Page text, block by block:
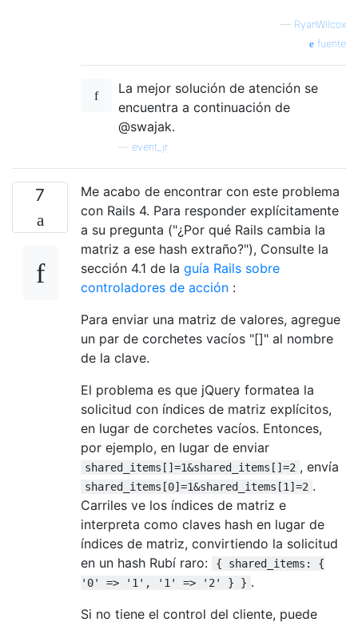
— RyanWilcox
fuente
La mejor solución de atención se
encuentra a continuación de
@swajak.
event_jr
7
Me acabo de encontrar con este problema
con Rails 4. Para responder explícitamente
a su pregunta ("¿Por qué Rails cambia la
matriz a ese hash extraño?"), Consulte la
sección 4.1 de la guía Rails sobre
controladores de acción :
Para enviar una matriz de valores, agregue
un par de corchetes vacíos "[]" al nombre
de la clave.
El problema es que jQuery formatea la
solicitud con índices de matriz explícitos,
en lugar de corchetes vacíos. Entonces,
por ejemplo, en lugar de enviar
shared_items[]=1&shared_items[]=2 , envía
shared_items[0]=1&shared_items[1]=2 .
Carriles ve los índices de matriz e
interpreta como claves hash en lugar de
índices de matriz, convirtiendo la solicitud
en un hash Rubí raro:
{ shared_items: {
'0' => '1', '1' => '2' } } .
Si no tiene el control del cliente, puede